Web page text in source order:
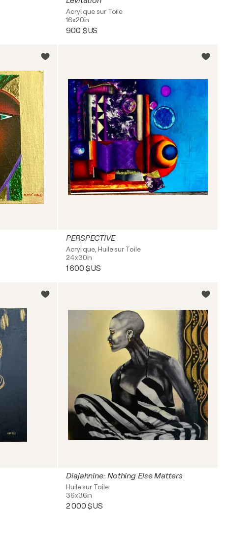
Acrylique sur Toile
16x20in
900 $US
PERSPECTIVE
Acrylique, Huile sur Toile
24x30in
1 600 $US
Diajahnine: Nothing Else Matters
Huile sur Toile
36x36in
2 000 $US